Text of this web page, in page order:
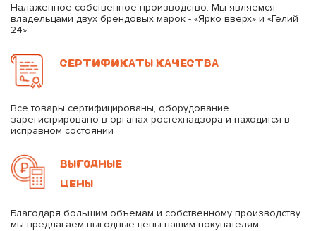
Налаженное собственное производство. Мы являемся
владельцами двух брендовых марок - «Ярко вверх» и «Гелий
24»
СЕРТИФИКАТЫ КАЧЕСТВА
Все товары сертифицированы, оборудование
зарегистрировано в органах ростехнадзора и находится в
исправном состоянии
ВЫГОДНЫЕ
ЦЕНЫ
Благодаря большим объемам и собственному производству
мы предлагаем выгодные цены нашим покупателям